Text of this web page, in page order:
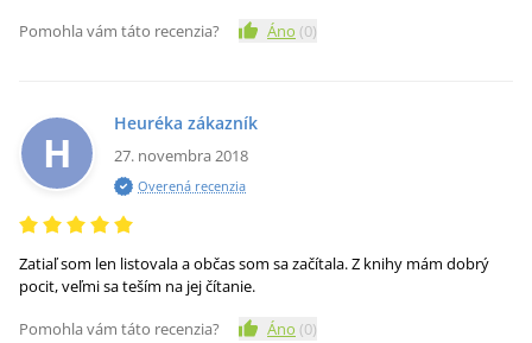
Pomohla vám táto recenzia?
Áno (0)
H
Heuréka zákazník
27. novembra 2018
Overená recenzia
Zatiaľ som len listovala a občas som sa začítala. Z knihy mám dobrý
pocit, veľmi sa teším na jej čítanie.
Pomohla vám táto recenzia?
Áno (0)